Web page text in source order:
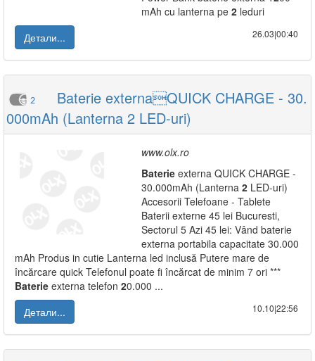
mAh cu lanterna pe 2 leduri
Детали...
26.03|00:40
2
Baterie externaQUICK CHARGE - 30.
000mAh (Lanterna 2 LED-uri)
www.olx.ro
Baterie externa QUICK CHARGE -
30.000mAh (Lanterna 2 LED-uri)
Accesorii Telefoane - Tablete
Baterii externe 45 lei Bucuresti,
Sectorul 5 Azi 45 lei: Vând baterie
externa portabila capacitate 30.000
mAh Produs in cutie Lanterna led inclusă Putere mare de
încărcare quick Telefonul poate fi încărcat de minim 7 ori ***
Baterie externa telefon 20.000 ...
Детали...
10.10|22:56